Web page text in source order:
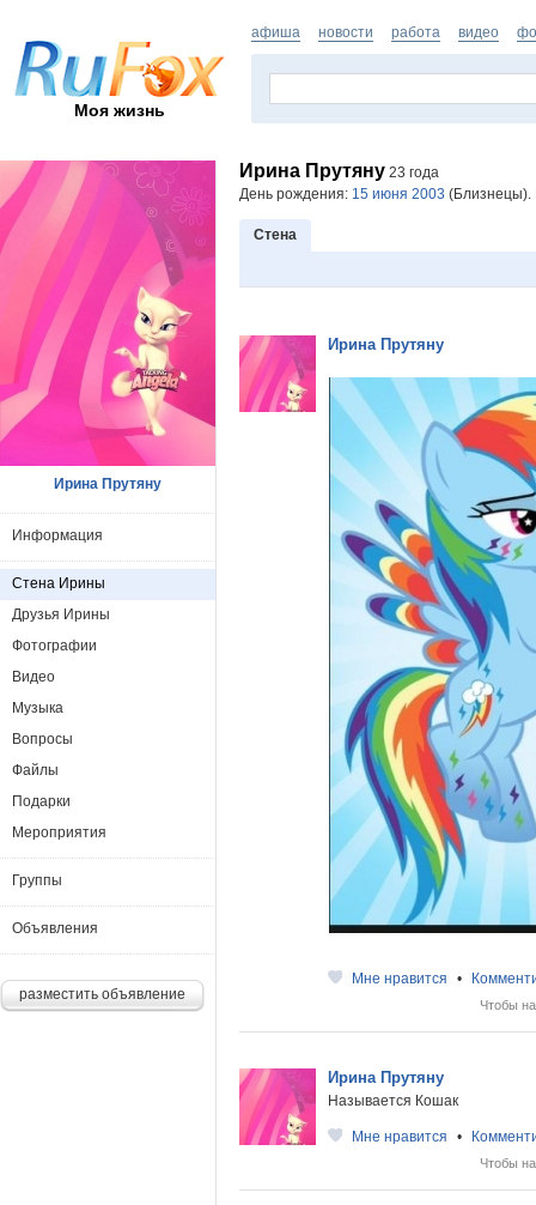
Моя жизнь
афиша новости работа видео
Ирина Прутяну 23 года
День рождения: 15 июня 2003 (Близнецы).
Стена
Ирина Прутяну
Мне нравится •
Чтобы
Ирина Прутяну
Называется Кошак
Мне нравится •
Чтобы
Ирина Прутяну
Информация
Стена Ирины
Друзья Ирины
Фотографии
Видео
Музыка
Вопросы
Файлы
Подарки
Мероприятия
Группы
Объявления
разместить объявление